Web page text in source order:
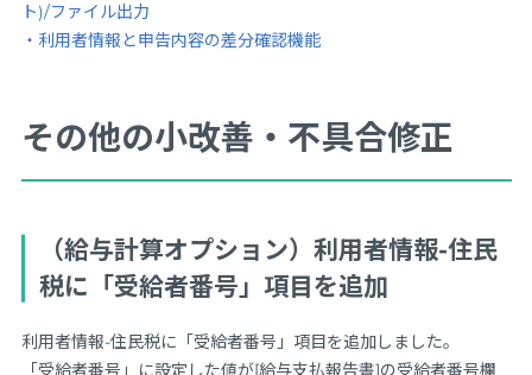
ト)/ファイル出力
・利用者情報と申告内容の差分確認機能
その他の小改善・不具合修正
（給与計算オプション）利用者情報-住民
税に「受給者番号」項目を追加
利用者情報-住民税に「受給者番号」項目を追加しました。
「受給者番号」に設定した値が[給与支払報告書]の受給者番号欄